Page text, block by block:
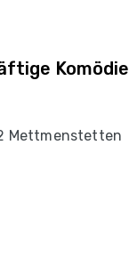
Komödie
Mettmenstetten